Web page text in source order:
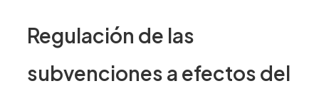
Regulación de las
subvenciones a efectos del